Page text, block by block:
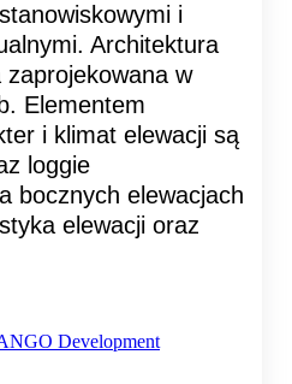
i
Architektura
zaprojekowana w
Elementem
i klimat elewacji są
loggie
bocznych elewacjach
elewacji oraz
Development